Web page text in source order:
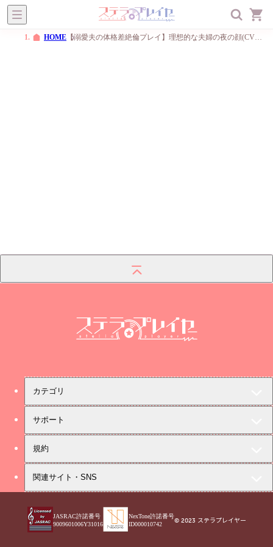
メニュー
ステラプレイヤー
BL 一般
HOME
ステラプレイヤー
カテゴリ
サポート
規約
関連サイト・SNS
JASRAC許諾番号
9009601006Y31016
NexTone許諾番号
ID000010742
© 2023 ステラプレイヤー